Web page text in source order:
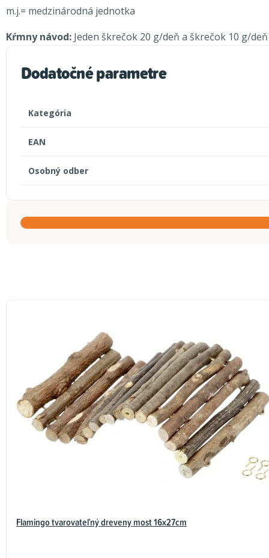
m.j.= medzinárodná jednotka
Kŕmny návod: Jeden škrečok 20 g/deň a škrečok 10 g/
Dodatočné parametre
Kategória
EAN
Osobný odber
Flamingo tvarovateľný dreveny most 16x27cm